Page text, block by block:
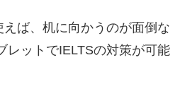
ば、机に向かうのが面倒な
レットでIELTSの対策が可能